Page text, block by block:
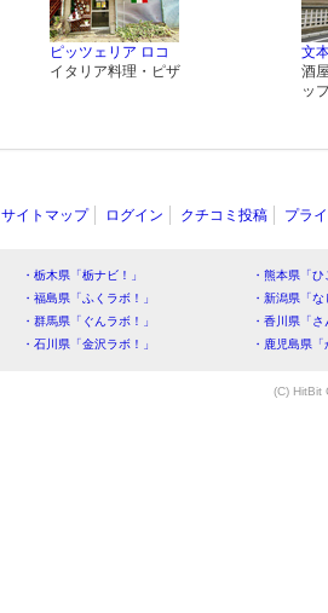
ピッツェリア ロコ
イタリア料理・ピザ
文
酒
ッ
サイトマップ ログイン クチコミ投稿 プラ
・栃木県「栃ナビ！」
・熊本県「
・福島県「ふくラボ！」
・新潟県「
・群馬県「ぐんラボ！」
・香川県「
・石川県「金沢ラボ！」
・鹿児島県
(C) HitBit